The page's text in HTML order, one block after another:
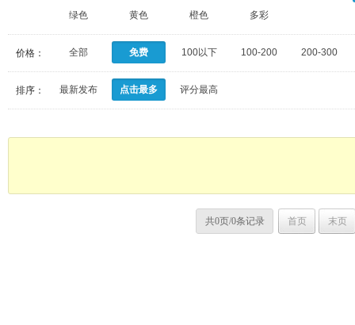
绿色 黄色 橙色 多彩
价格： 全部 免费 100以下 100-200 200-300
排序： 最新发布 点击最多 评分最高
共0页/0条记录 首页 末页